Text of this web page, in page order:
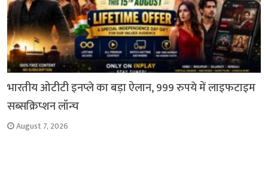
भारतीय ओटीटी इनप्ले का बड़ा ऐलान, 999 रुपये में लाइफटाइम
सब्सक्रिप्शन लॉन्च
August 7, 2026